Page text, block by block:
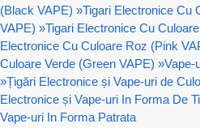
(Black VAPE) »Tigari Electronice Cu
VAPE) »Tigari Electronice Cu
Electronice Cu Culoare Roz (Pink
Culoare Verde (Green VAPE) »Vape-
»Țigări Electronice și Vape-uri de
Electronice și Vape-uri In Forma De
Vape-uri In Forma Patrata